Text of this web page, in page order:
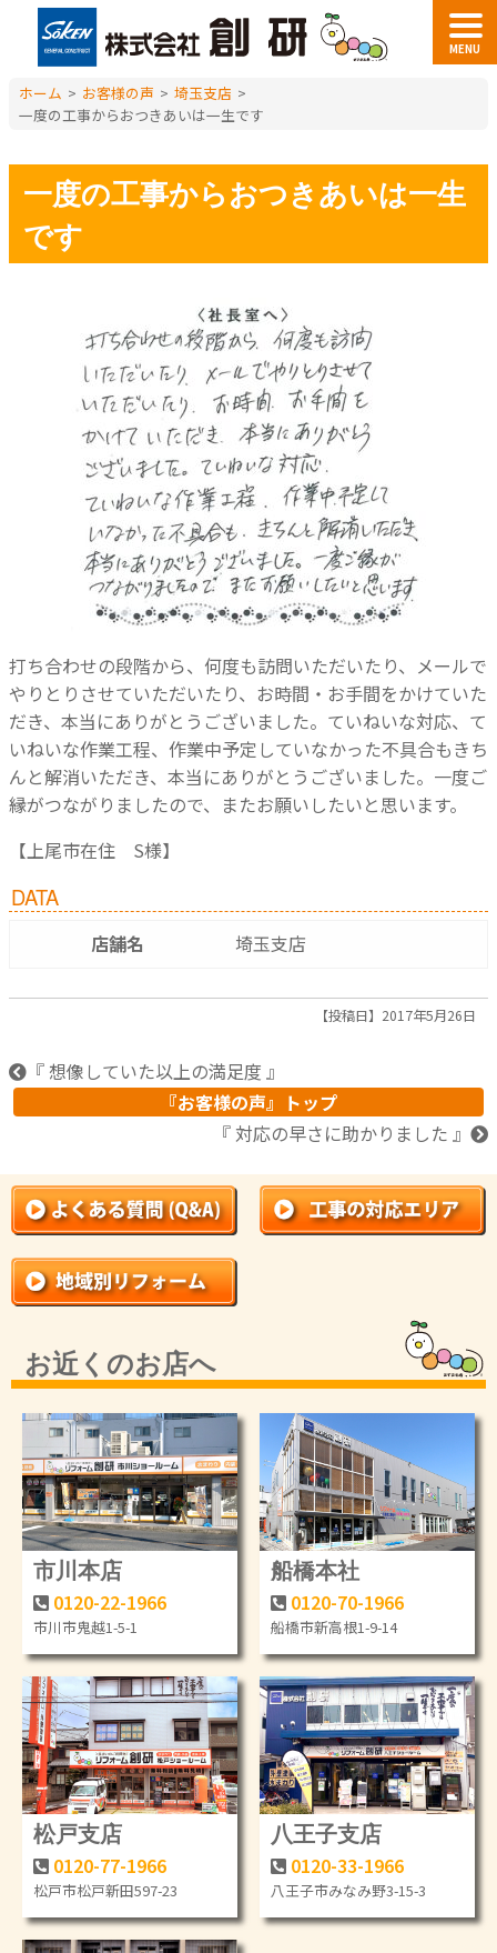
MENU
ホーム > お客様の声 > 埼玉支店 >
一度の工事からおつきあいは一生です
一度の工事からおつきあいは一生
です
打ち合わせの段階から、何度も訪問いただいたり、メールで
やりとりさせていただいたり、お時間・お手間をかけていた
だき、本当にありがとうございました。ていねいな対応、て
いねいな作業工程、作業中予定していなかった不具合もきち
んと解消いただき、本当にありがとうございました。一度ご
縁がつながりましたので、またお願いしたいと思います。
【上尾市在住 S様】
DATA
店舗名 埼玉支店
【投稿日】2017年5月26日
『 想像していた以上の満足度 』
『お客様の声』トップ
『 対応の早さに助かりました 』
お近くのお店へ
市川本店
0120-22-1966
市川市鬼越1-5-1
船橋本社
0120-70-1966
船橋市新高根1-9-14
松戸支店
0120-77-1966
松戸市松戸新田597-23
八王子支店
0120-33-1966
八王子市みなみ野3-15-3